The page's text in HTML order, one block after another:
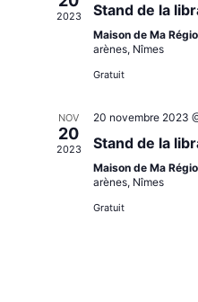
2023 Stand de la
Maison de Ma
arènes, Nîmes
Gratuit
NOV
20
2023
20 novembre 2023
Stand de la
Maison de Ma
arènes, Nîmes
Gratuit